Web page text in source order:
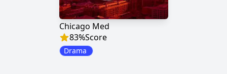
Chicago Med
83%Score
Drama